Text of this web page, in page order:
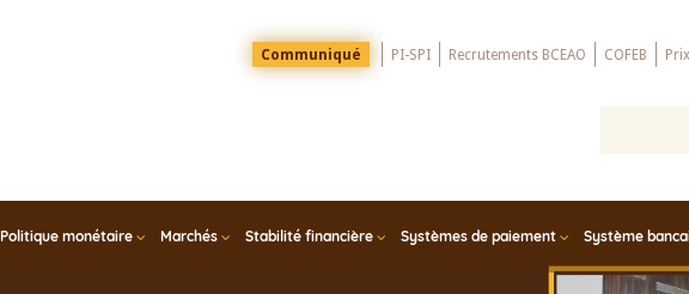
Menu
Top
Communiqué PI-SPI Recrutements BCEAO COFEB
Politique monétaire Marchés Stabilité financière Systèmes de paiement Système